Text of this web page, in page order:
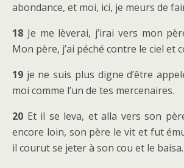
abondance, et moi, ici, je meurs de
18 Je me lèverai, j’irai vers mon
Mon père, j’ai péché contre le ciel et
19 je ne suis plus digne d’être
moi comme l’un de tes mercenaires.
20 Et il se leva, et alla vers son
encore loin, son père le vit et fut
il courut se jeter à son cou et le baisa.